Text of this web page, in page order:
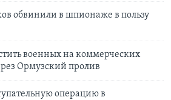
обвинили в шпионаже в пользу
военных на коммерческих
Ормузский пролив
операцию в